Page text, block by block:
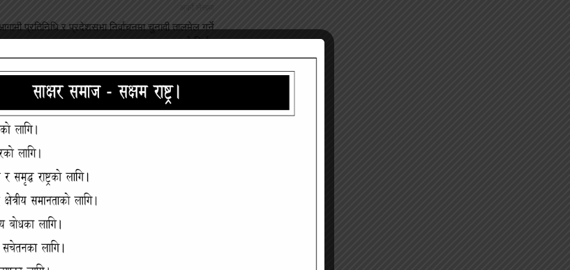
अर्को लेखमा
प्रतिनिधि र प्रदेशसभा निर्वाचनमा चुनावी तालमेल गर्ने
सत्ता गठबन्धनको निर्णय